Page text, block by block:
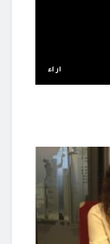
اراء